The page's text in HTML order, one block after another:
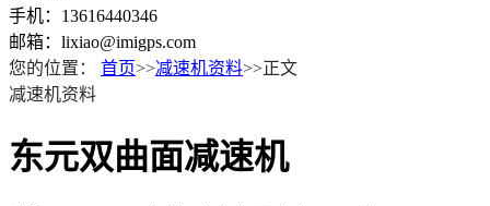
手机：13616440346
邮箱：lixiao@imigps.com
您的位置：
首页>>减速机资料>>正文
减速机资料
东元双曲面减速机